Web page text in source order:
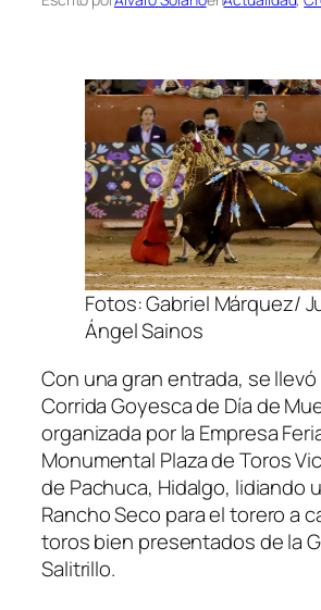
Fotos: Gabriel Márquez/
Ángel Sainos
Con una gran entrada, se llevó
Corrida Goyesca de Día de
organizada por la Empresa
Monumental Plaza de Toros
de Pachuca, Hidalgo, lidiando
Rancho Seco para el torero a
toros bien presentados de la
Salitrillo.